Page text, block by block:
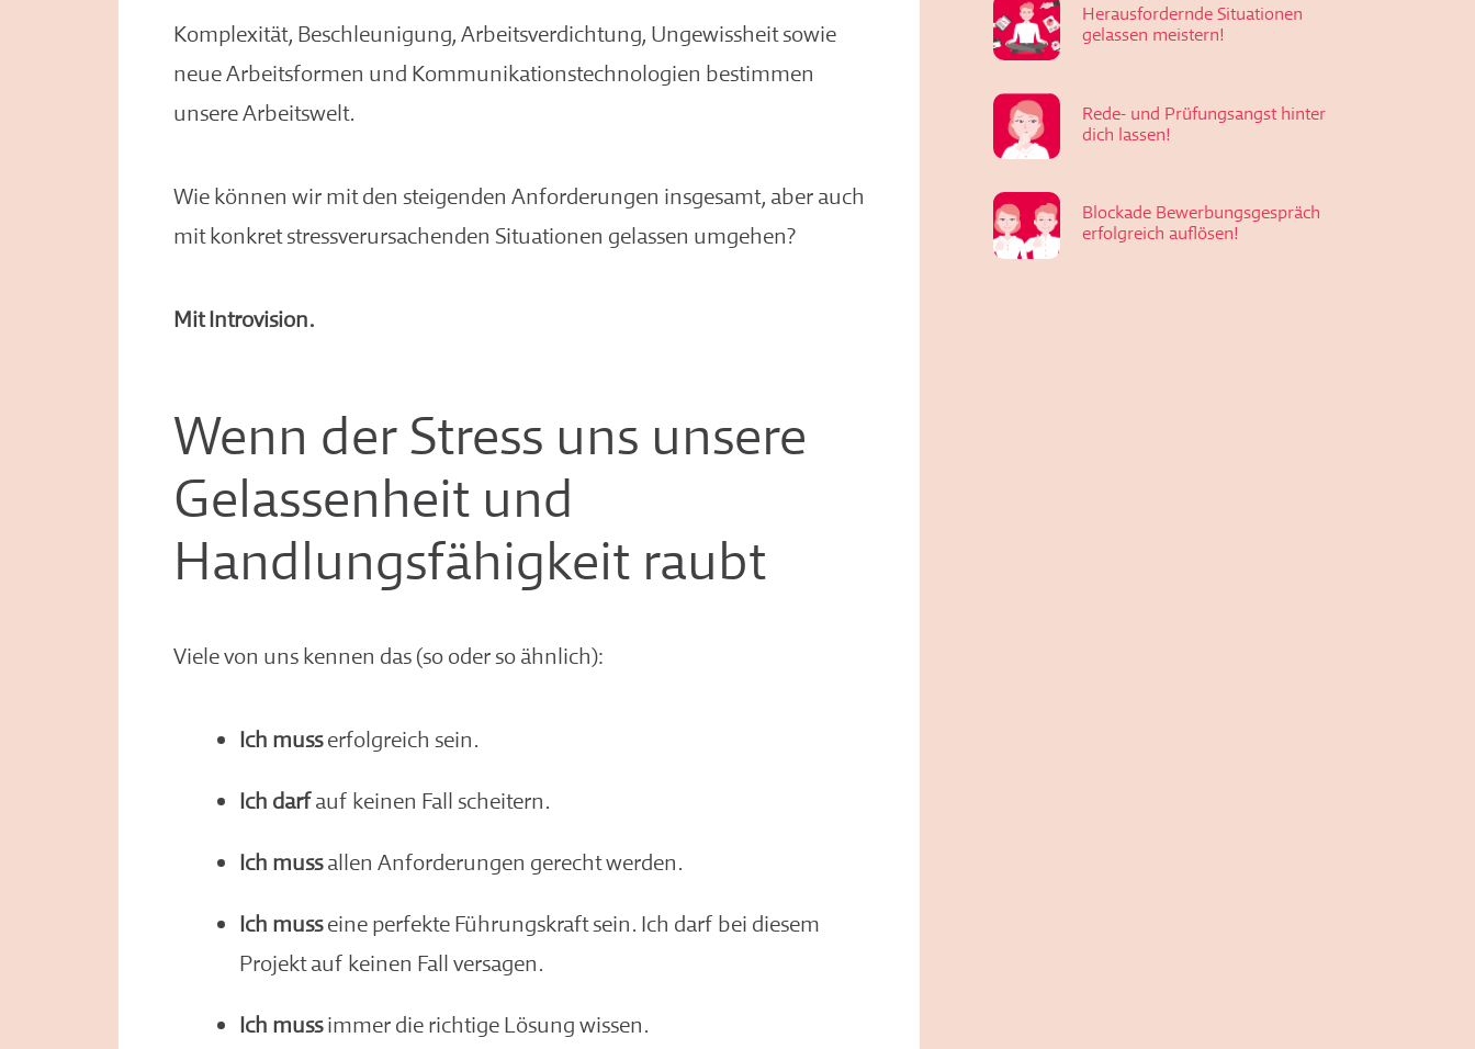
Komplexität, Beschleunigung, Arbeitsverdichtung, Ungewissheit sowie
neue Arbeitsformen und Kommunikationstechnologien bestimmen
unsere Arbeitswelt.
Wie können wir mit den steigenden Anforderungen insgesamt, aber auch
mit konkret stressverursachenden Situationen gelassen umgehen?
Mit Introvision.
Wenn der Stress uns unsere
Gelassenheit und
Handlungsfähigkeit raubt
Viele von uns kennen das (so oder so ähnlich):
Ich musserfolgreich sein.
Ich darfauf keinen Fall scheitern.
Ich mussallen Anforderungen gerecht werden.
Ich musseine perfekte Führungskraft sein. Ich darf bei diesem
Projekt auf keinen Fall versagen.
Ich mussimmer die richtige Lösung wissen.
Herausfordernde Situationen
gelassen meistern!
Rede- und Prüfungsangst hinter
dich lassen!
Blockade Bewerbungsgespräch
erfolgreich auflösen!